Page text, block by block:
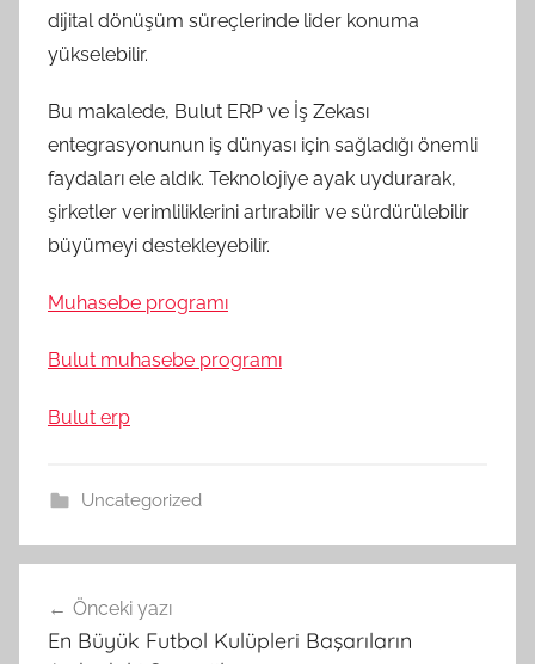
dijital dönüşüm süreçlerinde lider konuma
yükselebilir.
Bu makalede, Bulut ERP ve İş Zekası
entegrasyonunun iş dünyası için sağladığı önemli
faydaları ele aldık. Teknolojiye ayak uydurarak,
şirketler verimliliklerini artırabilir ve sürdürülebilir
büyümeyi destekleyebilir.
Muhasebe programı
Bulut muhasebe programı
Bulut erp
Uncategorized
gezinmesi
Önceki yazı
En Büyük Futbol Kulüpleri Başarıların